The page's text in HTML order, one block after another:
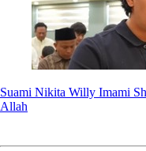
Suami Nikita Willy Imami
Allah